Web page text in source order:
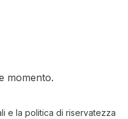
momento.
e la politica di riservatezza